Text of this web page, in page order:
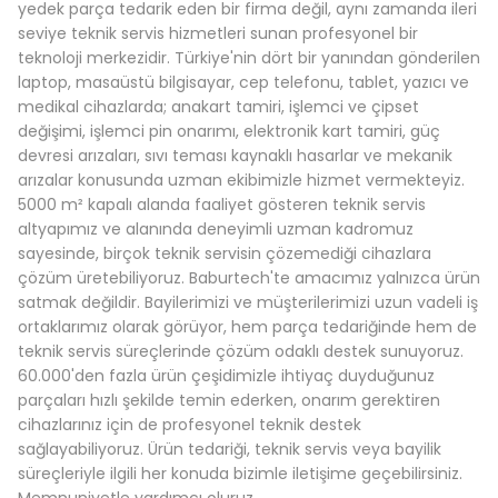
1.005,68TL
Sepete Ekle
%35 İndirim
LENOVO
Lenovo Orijinal ideapad 700-17ISK 80RV Notebook
0.0 Puan - 0 Yorum
310,49TL
477,68TL
Sepete Ekle
yedek parça tedarik eden bir firma değil, aynı zamanda ileri
seviye teknik servis hizmetleri sunan profesyonel bir
teknoloji merkezidir. Türkiye'nin dört bir yanından gönderilen
laptop, masaüstü bilgisayar, cep telefonu, tablet, yazıcı ve
medikal cihazlarda; anakart tamiri, işlemci ve çipset
değişimi, işlemci pin onarımı, elektronik kart tamiri, güç
devresi arızaları, sıvı teması kaynaklı hasarlar ve mekanik
arızalar konusunda uzman ekibimizle hizmet vermekteyiz.
5000 m² kapalı alanda faaliyet gösteren teknik servis
altyapımız ve alanında deneyimli uzman kadromuz
sayesinde, birçok teknik servisin çözemediği cihazlara
çözüm üretebiliyoruz. Baburtech'te amacımız yalnızca ürün
satmak değildir. Bayilerimizi ve müşterilerimizi uzun vadeli iş
ortaklarımız olarak görüyor, hem parça tedariğinde hem de
teknik servis süreçlerinde çözüm odaklı destek sunuyoruz.
60.000'den fazla ürün çeşidimizle ihtiyaç duyduğunuz
parçaları hızlı şekilde temin ederken, onarım gerektiren
cihazlarınız için de profesyonel teknik destek
sağlayabiliyoruz. Ürün tedariği, teknik servis veya bayilik
süreçleriyle ilgili her konuda bizimle iletişime geçebilirsiniz.